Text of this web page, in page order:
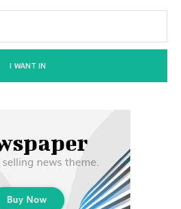
I WANT IN